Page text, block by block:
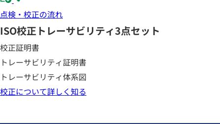
点検・校正の流れ
ISO校正 トレーサビリティ3点セット
校正証明書
トレーサビリティ証明書
トレーサビリティ体系図
校正について詳しく知る